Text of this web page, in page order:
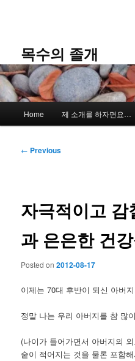
content목수의 졸개
Home 제 소개를 하자면요…
Post
← Previous
자극적이고 감
과 은은한 건
Posted on2012-08-17
이제는 70대 후반이 되신 아버
정말 나는 우리 아버지를 참 많
(나이가 들어가면서 아버지의
숱이 적어지는 것을 물론 포함